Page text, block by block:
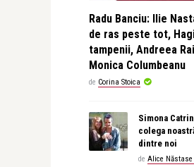
Radu Banciu: Ilie
de ras peste tot,
tampenii, Andreea
Monica Columbeanu
de Corina Stoica
Simona
colega
dintre noi
de Alice